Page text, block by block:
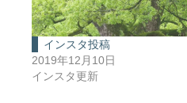
インスタ投稿
2019年12月10日
インスタ更新